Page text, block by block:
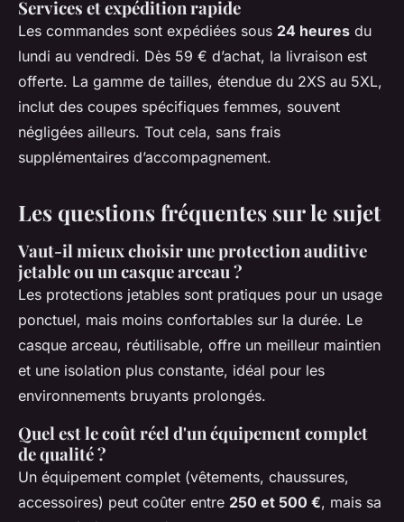
Services et expédition rapide
Les commandes sont expédiées sous 24 heures du
lundi au vendredi. Dès 59 € d’achat, la livraison est
offerte. La gamme de tailles, étendue du 2XS au 5XL,
inclut des coupes spécifiques femmes, souvent
négligées ailleurs. Tout cela, sans frais
supplémentaires d’accompagnement.
Les questions fréquentes sur le sujet
Vaut-il mieux choisir une protection auditive
jetable ou un casque arceau ?
Les protections jetables sont pratiques pour un usage
ponctuel, mais moins confortables sur la durée. Le
casque arceau, réutilisable, offre un meilleur maintien
et une isolation plus constante, idéal pour les
environnements bruyants prolongés.
Quel est le coût réel d'un équipement complet
de qualité ?
Un équipement complet (vêtements, chaussures,
accessoires) peut coûter entre 250 et 500 €, mais sa